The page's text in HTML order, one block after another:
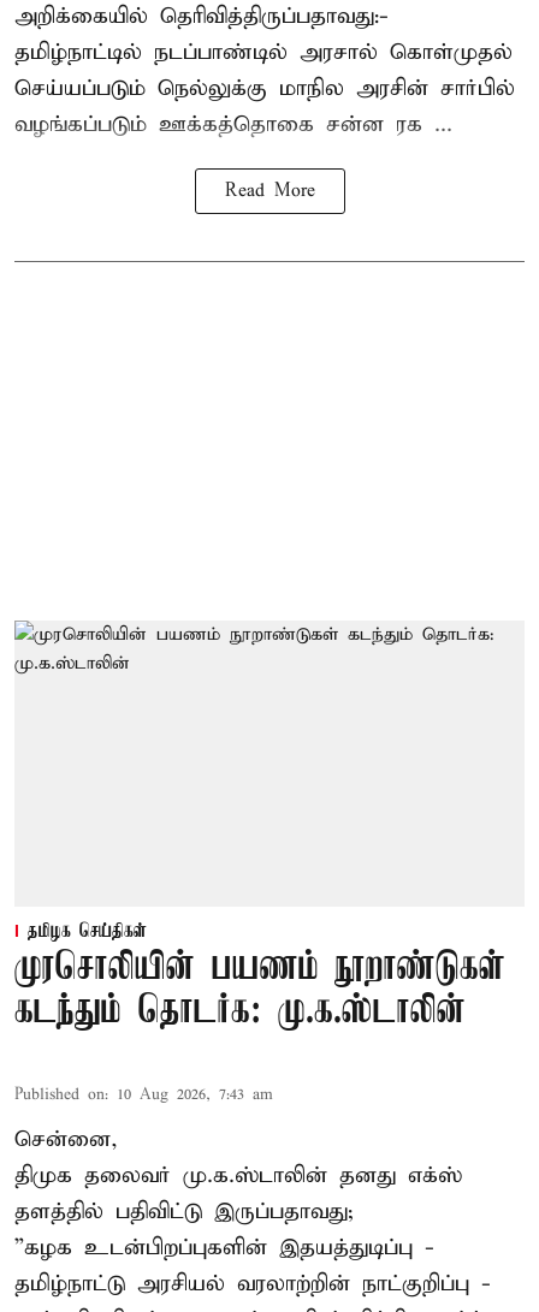
அறிக்கையில் தெரிவித்திருப்பதாவது:-
தமிழ்நாட்டில் நடப்பாண்டில் அரசால் கொள்முதல்
செய்யப்படும் நெல்லுக்கு மாநில அரசின் சார்பில்
வழங்கப்படும் ஊக்கத்தொகை சன்ன ரக ...
Read More
தமிழக செய்திகள்
முரசொலியின் பயணம் நூறாண்டுகள்
கடந்தும் தொடர்க: மு.க.ஸ்டாலின்
Published on: 10 Aug 2026, 7:43 am
சென்னை,
திமுக தலைவர் மு.க.ஸ்டாலின் தனது எக்ஸ்
தளத்தில் பதிவிட்டு இருப்பதாவது;
”கழக உடன்பிறப்புகளின் இதயத்துடிப்பு -
தமிழ்நாட்டு அரசியல் வரலாற்றின் நாட்குறிப்பு -